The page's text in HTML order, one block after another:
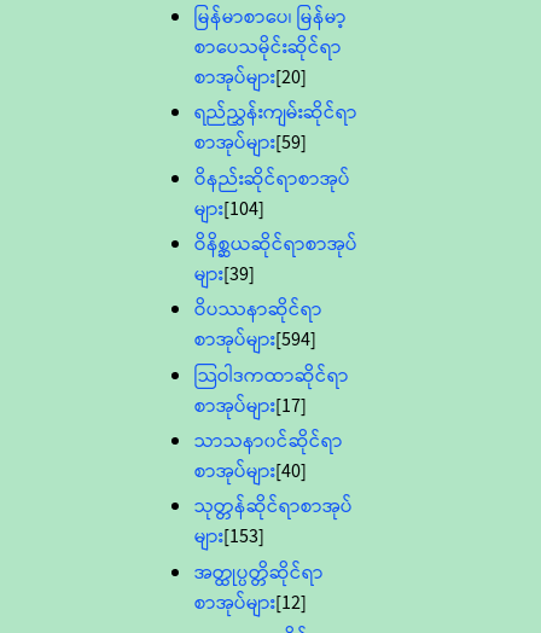
မြန်မာစာပေ၊ မြန်မာ့
စာပေသမိုင်းဆိုင်ရာ
စာအုပ်များ[20]
ရည်ညွှန်းကျမ်းဆိုင်ရာ
စာအုပ်များ[59]
ဝိနည်းဆိုင်ရာစာအုပ်
များ[104]
ဝိနိစ္ဆယဆိုင်ရာစာအုပ်
များ[39]
ဝိပဿနာဆိုင်ရာ
စာအုပ်များ[594]
သြဝါဒကထာဆိုင်ရာ
စာအုပ်များ[17]
သာသနာ၀င်ဆိုင်ရာ
စာအုပ်များ[40]
သုတ္တန်ဆိုင်ရာစာအုပ်
များ[153]
အတ္ထုပ္ပတ္တိဆိုင်ရာ
စာအုပ်များ[12]